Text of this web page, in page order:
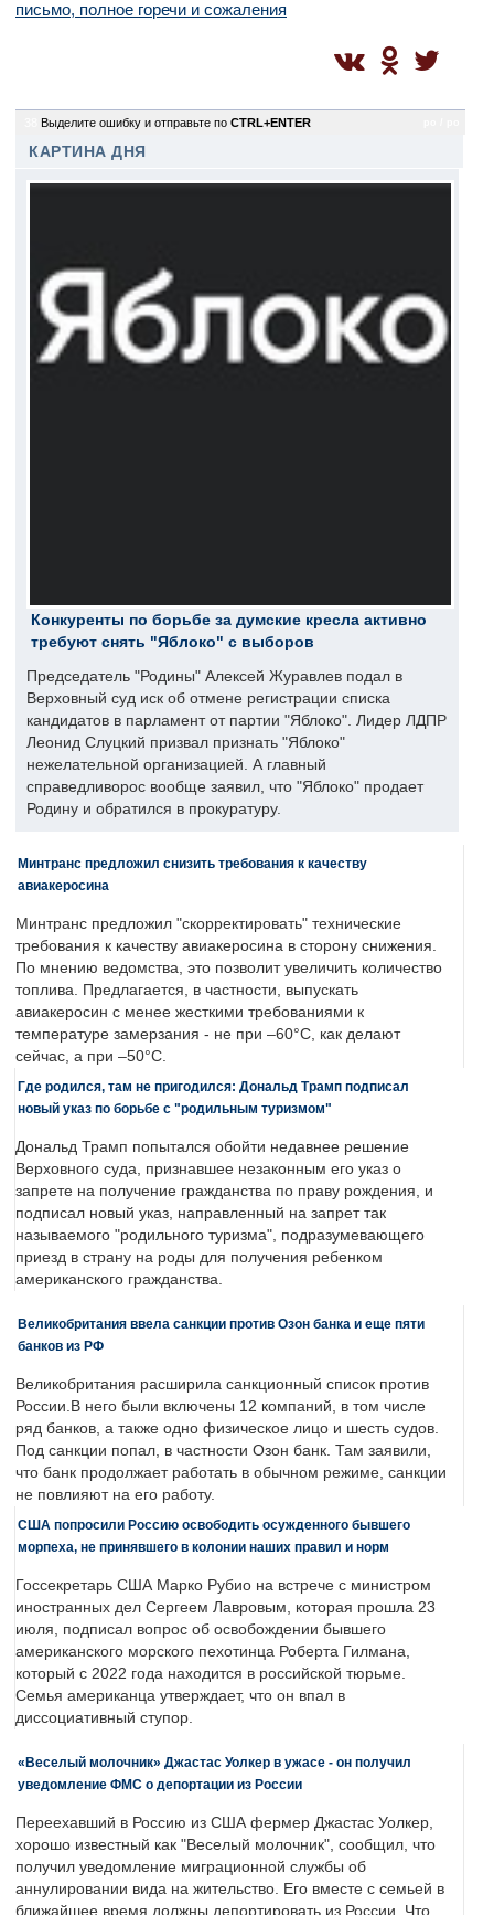
письмо, полное горечи и сожаления
Выделите ошибку и отправьте по CTRL+ENTER
КАРТИНА ДНЯ
Конкуренты по борьбе за думские кресла активно
требуют снять "Яблоко" с выборов
Председатель "Родины" Алексей Журавлев подал в
Верховный суд иск об отмене регистрации списка
кандидатов в парламент от партии "Яблоко". Лидер ЛДПР
Леонид Слуцкий призвал признать "Яблоко"
нежелательной организацией. А главный
справедливорос вообще заявил, что "Яблоко" продает
Родину и обратился в прокуратуру.
Минтранс предложил снизить требования к качеству
авиакеросина
Минтранс предложил "скорректировать" технические
требования к качеству авиакеросина в сторону снижения.
По мнению ведомства, это позволит увеличить количество
топлива. Предлагается, в частности, выпускать
авиакеросин с менее жесткими требованиями к
температуре замерзания - не при –60°C, как делают
сейчас, а при –50°C.
Где родился, там не пригодился: Дональд Трамп подписал
новый указ по борьбе с "родильным туризмом"
Дональд Трамп попытался обойти недавнее решение
Верховного суда, признавшее незаконным его указ о
запрете на получение гражданства по праву рождения, и
подписал новый указ, направленный на запрет так
называемого "родильного туризма", подразумевающего
приезд в страну на роды для получения ребенком
американского гражданства.
Великобритания ввела санкции против Озон банка и еще пяти
банков из РФ
Великобритания расширила санкционный список против
России.В него были включены 12 компаний, в том числе
ряд банков, а также одно физическое лицо и шесть судов.
Под санкции попал, в частности Озон банк. Там заявили,
что банк продолжает работать в обычном режиме, санкции
не повлияют на его работу.
США попросили Россию освободить осужденного бывшего
морпеха, не принявшего в колонии наших правил и норм
Госсекретарь США Марко Рубио на встрече с министром
иностранных дел Сергеем Лавровым, которая прошла 23
июля, подписал вопрос об освобождении бывшего
американского морского пехотинца Роберта Гилмана,
который с 2022 года находится в российской тюрьме.
Семья американца утверждает, что он впал в
диссоциативный ступор.
«Веселый молочник» Джастас Уолкер в ужасе - он получил
уведомление ФМС о депортации из России
Переехавший в Россию из США фермер Джастас Уолкер,
хорошо известный как "Веселый молочник", сообщил, что
получил уведомление миграционной службы об
аннулировании вида на жительство. Его вместе с семьей в
ближайшее время должны депортировать из России. Что